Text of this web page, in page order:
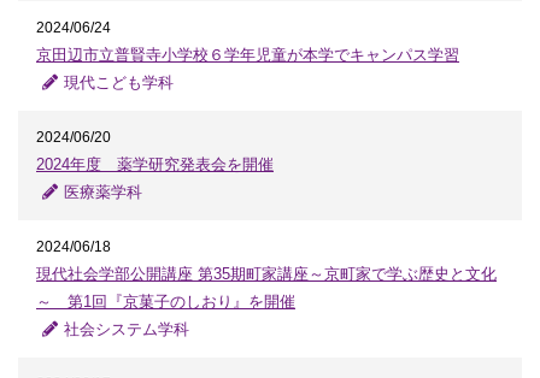
2024/06/24
京田辺市立普賢寺小学校６学年児童が本学でキャンパス学習
現代こども学科
2024/06/20
2024年度 薬学研究発表会を開催
医療薬学科
2024/06/18
現代社会学部公開講座 第35期町家講座～京町家で学ぶ歴史と文化
～ 第1回『京菓子のしおり』を開催
社会システム学科